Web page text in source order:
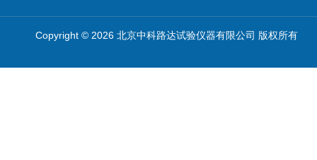
Copyright © 2026 北京中科路达试验仪器有限公司 版权所有